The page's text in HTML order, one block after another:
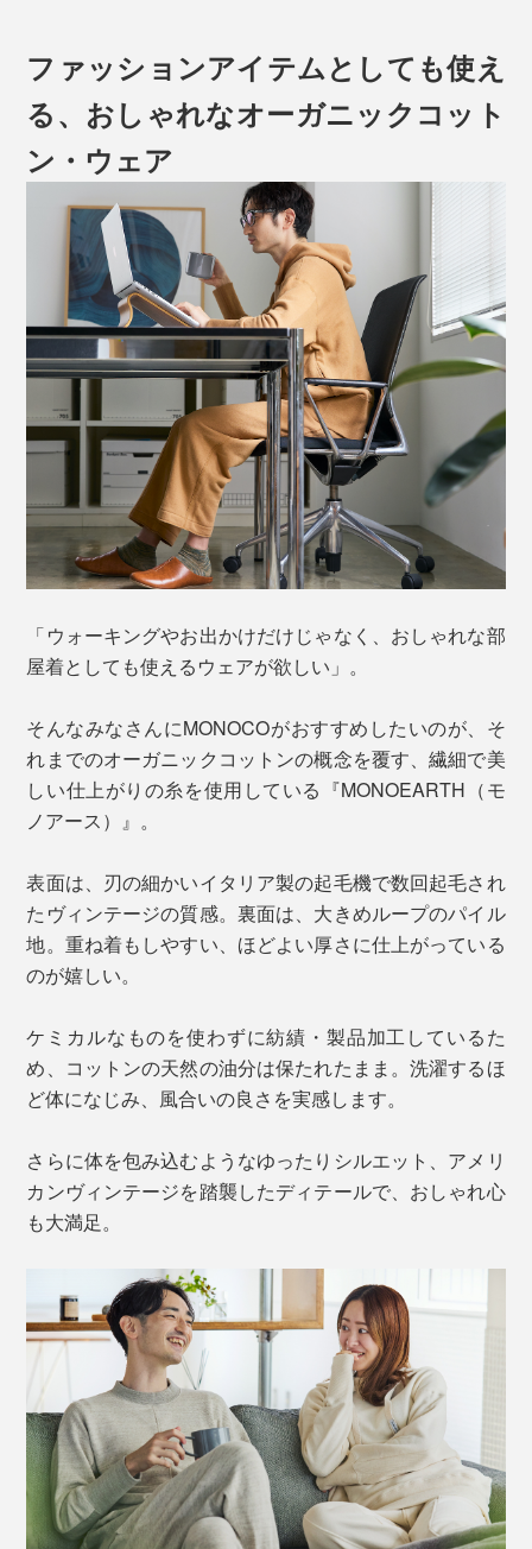
ファッションアイテムとしても使え
る、おしゃれなオーガニックコット
ン・ウェア
「ウォーキングやお出かけだけじゃなく、おしゃれな部
屋着としても使えるウェアが欲しい」。
そんなみなさんにMONOCOがおすすめしたいのが、そ
れまでのオーガニックコットンの概念を覆す、繊細で美
しい仕上がりの糸を使用している『MONOEARTH（モ
ノアース）』。
表面は、刃の細かいイタリア製の起毛機で数回起毛され
たヴィンテージの質感。裏面は、大きめループのパイル
地。重ね着もしやすい、ほどよい厚さに仕上がっている
のが嬉しい。
ケミカルなものを使わずに紡績・製品加工しているた
め、コットンの天然の油分は保たれたまま。洗濯するほ
ど体になじみ、風合いの良さを実感します。
さらに体を包み込むようなゆったりシルエット、アメリ
カンヴィンテージを踏襲したディテールで、おしゃれ心
も大満足。